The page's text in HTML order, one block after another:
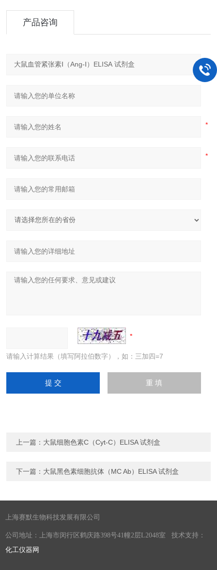
产品咨询
请输入计算结果（填写阿拉伯数字），如：三加四=7
上一篇： 大鼠细胞色素C（Cyt-C）ELISA 试剂盒
下一篇： 大鼠黑色素细胞抗体（MC Ab）ELISA 试剂盒
上海赛默生物科技发展有限公司
公司地址：上海市闵行区鹤庆路398号41幢2层L2048室 技术支持：
化工仪器网